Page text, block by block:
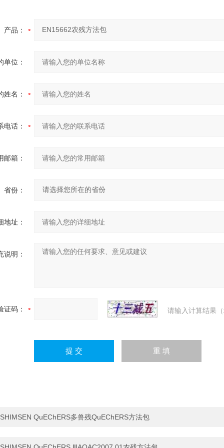
产品：
单位：
姓名：
电话：
邮箱：
省份：
地址：
说明：
证码： 请输入计算结果
SHIMSEN QuEChERS多兽残QuEChERS方法包